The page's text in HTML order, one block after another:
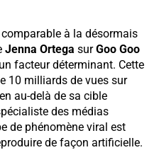
comparable à la désormais
Jenna Ortega surGoo Goo
facteur déterminant. Cette
10 milliards de vues sur
au-delà de sa cible
des médias
de phénomène viral est
de façon artificielle.